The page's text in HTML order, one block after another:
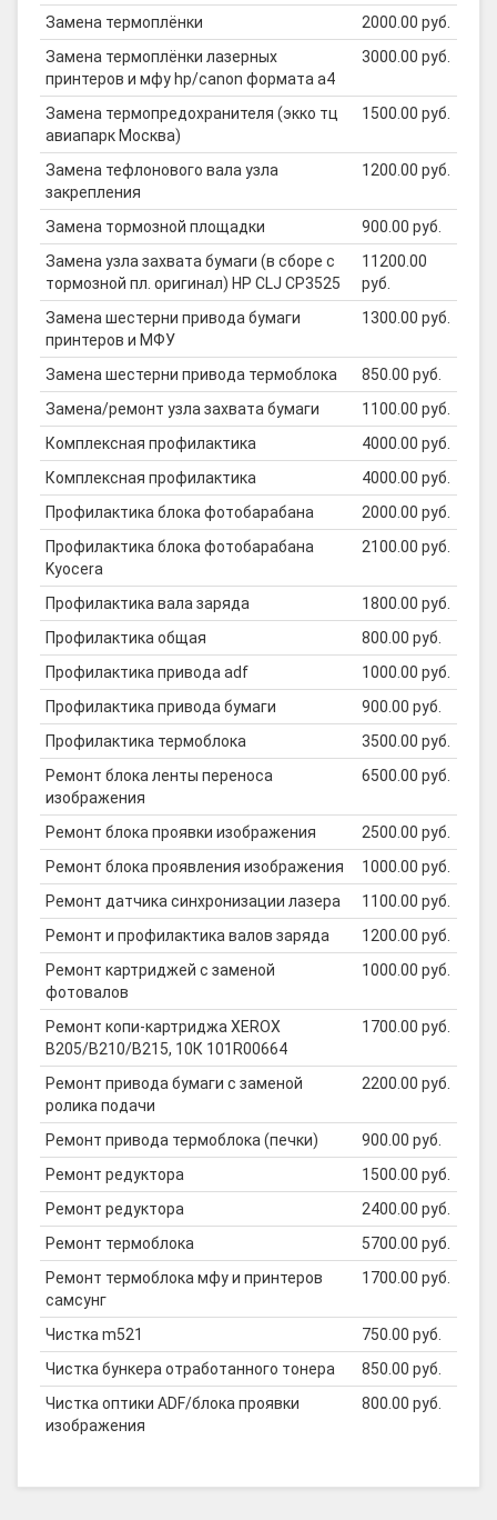
Замена термоплёнки
2000.00 руб.
Замена термоплёнки лазерных
принтеров и мфу hp/canon формата а4
3000.00 руб.
Замена термопредохранителя (экко тц
авиапарк Москва)
1500.00 руб.
Замена тефлонового вала узла
закрепления
1200.00 руб.
Замена тормозной площадки
900.00 руб.
Замена узла захвата бумаги (в сборе с
тормозной пл. оригинал) HP CLJ CP3525
11200.00
руб.
Замена шестерни привода бумаги
принтеров и МФУ
1300.00 руб.
Замена шестерни привода термоблока
850.00 руб.
Замена/ремонт узла захвата бумаги
1100.00 руб.
Комплексная профилактика
4000.00 руб.
Комплексная профилактика
4000.00 руб.
Профилактика блока фотобарабана
2000.00 руб.
Профилактика блока фотобарабана
Kyocera
2100.00 руб.
Профилактика вала заряда
1800.00 руб.
Профилактика общая
800.00 руб.
Профилактика привода adf
1000.00 руб.
Профилактика привода бумаги
900.00 руб.
Профилактика термоблока
3500.00 руб.
Ремонт блока ленты переноса
изображения
6500.00 руб.
Ремонт блока проявки изображения
2500.00 руб.
Ремонт блока проявления изображения
1000.00 руб.
Ремонт датчика синхронизации лазера
1100.00 руб.
Ремонт и профилактика валов заряда
1200.00 руб.
Ремонт картриджей с заменой
фотовалов
1000.00 руб.
Ремонт копи-картриджа XEROX
B205/B210/B215, 10К 101R00664
1700.00 руб.
Ремонт привода бумаги с заменой
ролика подачи
2200.00 руб.
Ремонт привода термоблока (печки)
900.00 руб.
Ремонт редуктора
1500.00 руб.
Ремонт редуктора
2400.00 руб.
Ремонт термоблока
5700.00 руб.
Ремонт термоблока мфу и принтеров
самсунг
1700.00 руб.
Чистка m521
750.00 руб.
Чистка бункера отработанного тонера
850.00 руб.
Чистка оптики ADF/блока проявки
изображения
800.00 руб.